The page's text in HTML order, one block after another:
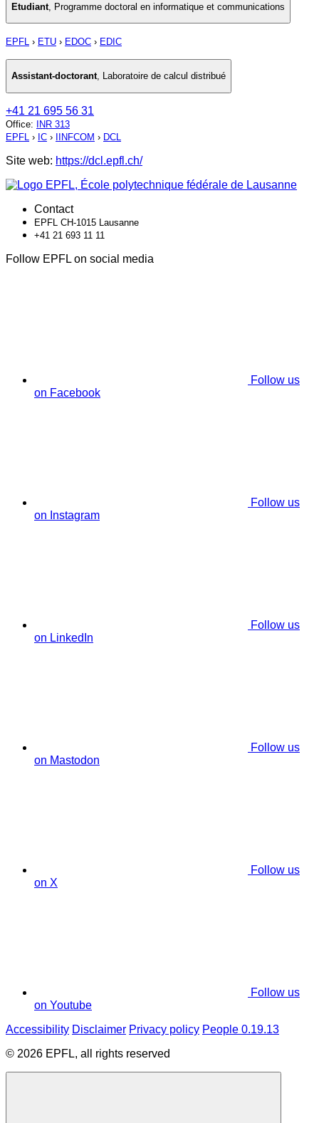
Etudiant Programme doctoral en informatique et communications
EPFL › ETU › EDOC › EDIC
Assistant-doctorant, Laboratoire de calcul distribué
+41 21 695 56 31
Office: INR 313
EPFL › IC › IINFCOM › DCL
Site web: https://dcl.epfl.ch/
Contact
EPFL CH-1015 Lausanne
+41 21 693 11 11
Follow EPFL on social media
Follow us
on Facebook
Follow us
on Instagram
Follow us
on LinkedIn
Follow us
on Mastodon
Follow us
on X
Follow us
on Youtube
Accessibility Disclaimer Privacy policy People 0.19.13
© 2026 EPFL, all rights reserved